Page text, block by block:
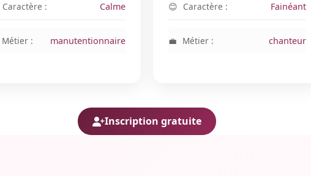
Caractère : Calme
Métier : manutentionnaire
Caractère : Fainéant
Métier : chanteur
Inscription gratuite